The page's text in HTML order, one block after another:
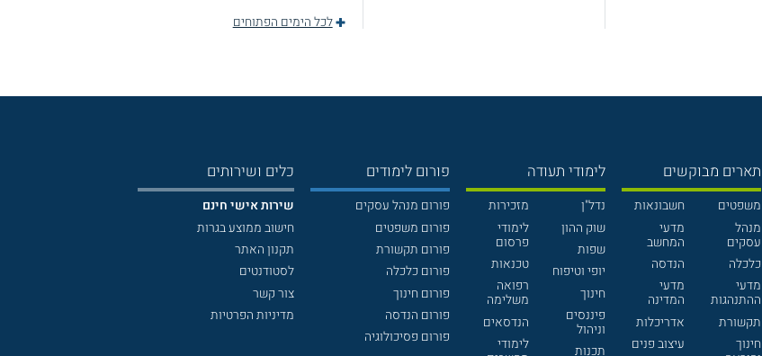
לכל הימים הפתוחים
תארים מבוקשים
משפטים
מנהל
עסקים
כלכלה
מדעי
ההתנהגות
תקשורת
חינוך
חשבונאות
מדעי
המחשב
הנדסה
מדעי
המדינה
אדריכלות
עיצוב פנים
לימודי תעודה
נדל"ן
שוק ההון
שפות
יופי וטיפוח
חינוך
פיננסים
וניהול
תכנות
מזכירות
לימודי
פרסום
טכנאות
רפואה
משלימה
הנדסאים
לימודי
פורום לימודים
פורום מנהל עסקים
פורום משפטים
פורום תקשורת
פורום כלכלה
פורום חינוך
פורום הנדסה
פורום פסיכולוגיה
כלים ושירותים
שירות אישי חינם
חישוב ממוצע בגרות
תקנון האתר
לסטודנטים
צור קשר
מדיניות הפרטיות